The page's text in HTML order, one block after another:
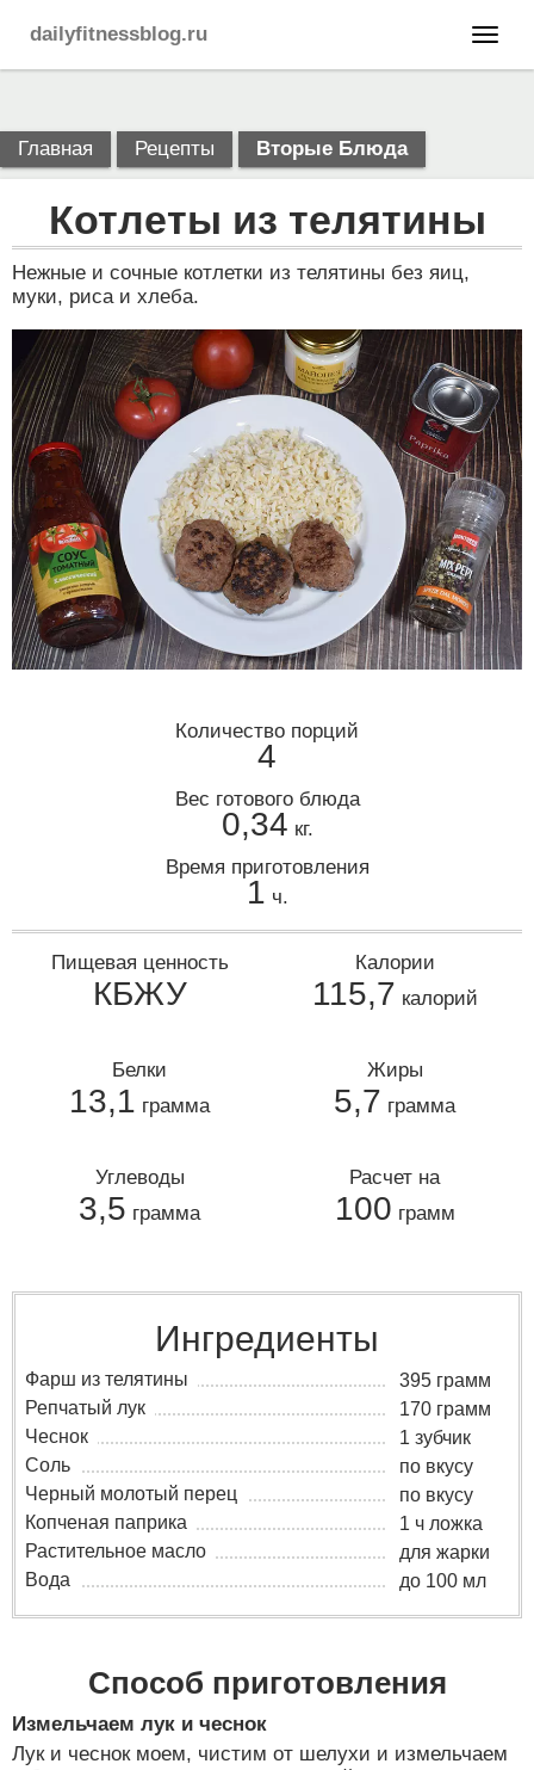
dailyfitnessblog.ru
Главная Рецепты Вторые Блюда
Котлеты из телятины
Нежные и сочные котлетки из телятины без яиц,
муки, риса и хлеба.
Количество порций
4
Вес готового блюда
0,34 кг.
Время приготовления
1 ч.
Пищевая ценность
КБЖУ
Калории
115,7 калорий
Белки
13,1 грамма
Жиры
5,7 грамма
Углеводы
3,5 грамма
Расчет на
100 грамм
Ингредиенты
Фарш из телятины
395 грамм
Репчатый лук
170 грамм
Чеснок
1 зубчик
Соль
по вкусу
Черный молотый перец
по вкусу
Копченая паприка
1 ч ложка
Растительное масло
для жарки
Вода
до 100 мл
Способ приготовления
Измельчаем лук и чеснок
Лук и чеснок моем, чистим от шелухи и измельчаем